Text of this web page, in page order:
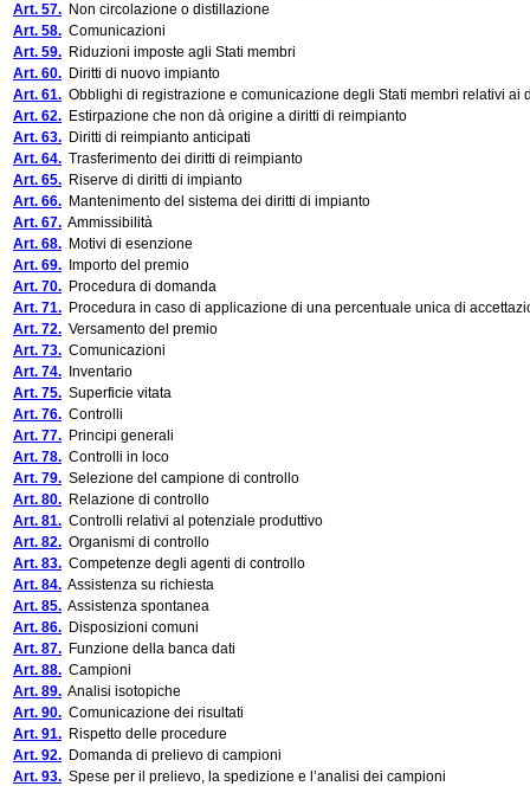
Art. 57. Non circolazione o distillazione
Art. 58. Comunicazioni
Art. 59. Riduzioni imposte agli Stati membri
Art. 60. Diritti di nuovo impianto
Art. 61. Obblighi di registrazione e comunicazione degli Stati membri relativi ai
Art. 62. Estirpazione che non dà origine a diritti di reimpianto
Art. 63. Diritti di reimpianto anticipati
Art. 64. Trasferimento dei diritti di reimpianto
Art. 65. Riserve di diritti di impianto
Art. 66. Mantenimento del sistema dei diritti di impianto
Art. 67. Ammissibilità
Art. 68. Motivi di esenzione
Art. 69. Importo del premio
Art. 70. Procedura di domanda
Art. 71. Procedura in caso di applicazione di una percentuale unica di
Art. 72. Versamento del premio
Art. 73. Comunicazioni
Art. 74. Inventario
Art. 75. Superficie vitata
Art. 76. Controlli
Art. 77. Principi generali
Art. 78. Controlli in loco
Art. 79. Selezione del campione di controllo
Art. 80. Relazione di controllo
Art. 81. Controlli relativi al potenziale produttivo
Art. 82. Organismi di controllo
Art. 83. Competenze degli agenti di controllo
Art. 84. Assistenza su richiesta
Art. 85. Assistenza spontanea
Art. 86. Disposizioni comuni
Art. 87. Funzione della banca dati
Art. 88. Campioni
Art. 89. Analisi isotopiche
Art. 90. Comunicazione dei risultati
Art. 91. Rispetto delle procedure
Art. 92. Domanda di prelievo di campioni
Art. 93. Spese per il prelievo, la spedizione e l’analisi dei campioni